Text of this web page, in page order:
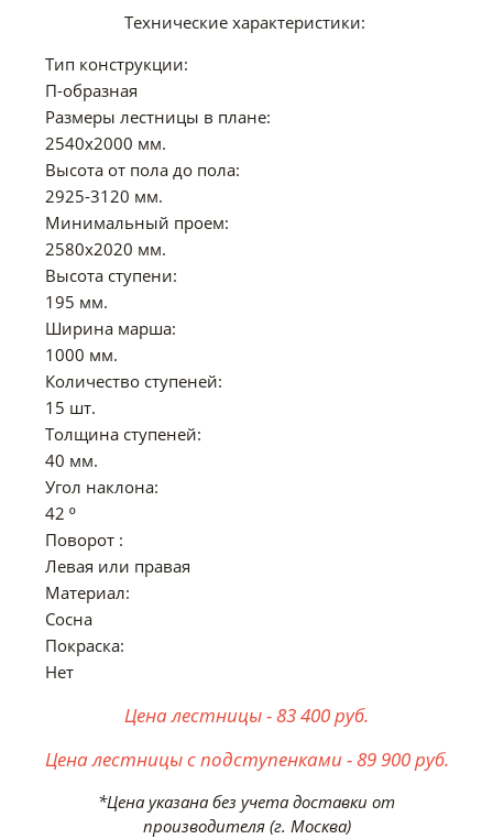
Технические характеристики:
Тип конструкции:
П-образная
Размеры лестницы в плане:
2540х2000 мм.
Высота от пола до пола:
2925-3120 мм.
Минимальный проем:
2580х2020 мм.
Высота ступени:
195 мм.
Ширина марша:
1000 мм.
Количество ступеней:
15 шт.
Толщина ступеней:
40 мм.
Угол наклона:
42 º
Поворот :
Левая или правая
Материал:
Сосна
Покраска:
Нет
Цена лестницы - 83 400 руб.
Цена лестницы с подступенками - 89 900 руб.
*Цена указана без учета доставки от
производителя (г. Москва)